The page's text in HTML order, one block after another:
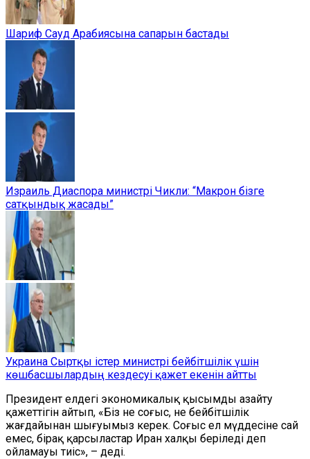
Шариф Сауд Арабиясына сапарын бастады
Израиль Диаспора министрі Чикли: “Макрон бізге
сатқындық жасады”
Украина Сыртқы істер министрі бейбітшілік үшін
көшбасшылардың кездесуі қажет екенін айтты
Президент елдегі экономикалық қысымды азайту
қажеттігін айтып, «Біз не соғыс, не бейбітшілік
жағдайынан шығуымыз керек. Соғыс ел мүддесіне сай
емес, бірақ қарсыластар Иран халқы беріледі деп
ойламауы тиіс», – деді.